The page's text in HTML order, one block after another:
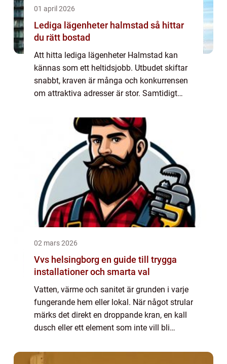
01 april 2026
Lediga lägenheter halmstad så hittar
du rätt bostad
Att hitta lediga lägenheter Halmstad kan
kännas som ett heltidsjobb. Utbudet skiftar
snabbt, kraven är många och konkurrensen
om attraktiva adresser är stor. Samtidigt
barnfamiljer och yrkesverksamma som alla
02 mars 2026
Vvs helsingborg en guide till trygga
installationer och smarta val
Vatten, värme och sanitet är grunden i varje
fungerande hem eller lokal. När något strular
märks det direkt en droppande kran, en kall
dusch eller ett element som inte vill bli
mer avancerade än någonsin. Den so...